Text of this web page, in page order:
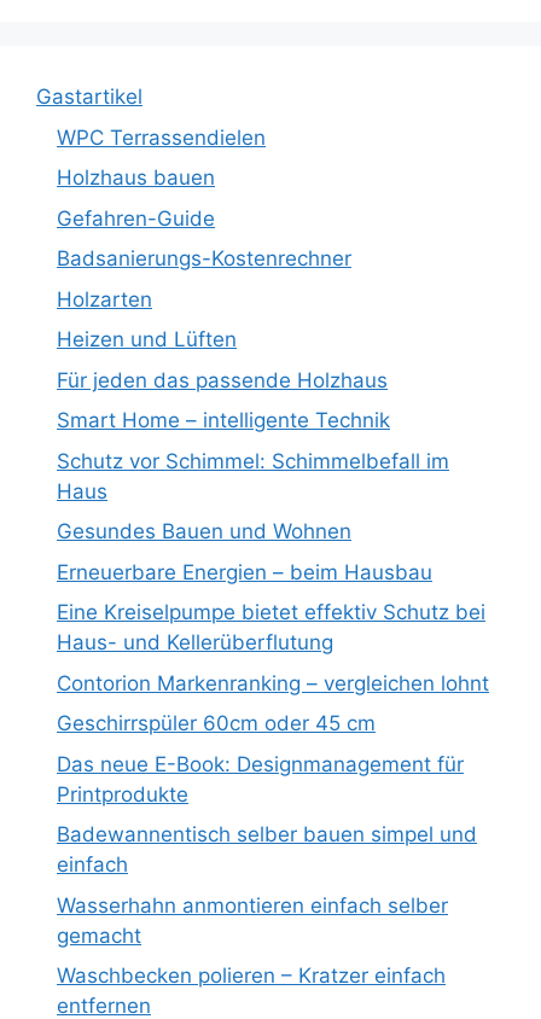
Gastartikel
WPC Terrassendielen
Holzhaus bauen
Gefahren-Guide
Badsanierungs-Kostenrechner
Holzarten
Heizen und Lüften
Für jeden das passende Holzhaus
Smart Home – intelligente Technik
Schutz vor Schimmel: Schimmelbefall im
Haus
Gesundes Bauen und Wohnen
Erneuerbare Energien – beim Hausbau
Eine Kreiselpumpe bietet effektiv Schutz bei
Haus- und Kellerüberflutung
Contorion Markenranking – vergleichen lohnt
Geschirrspüler 60cm oder 45 cm
Das neue E-Book: Designmanagement für
Printprodukte
Badewannentisch selber bauen simpel und
einfach
Wasserhahn anmontieren einfach selber
gemacht
Waschbecken polieren – Kratzer einfach
entfernen